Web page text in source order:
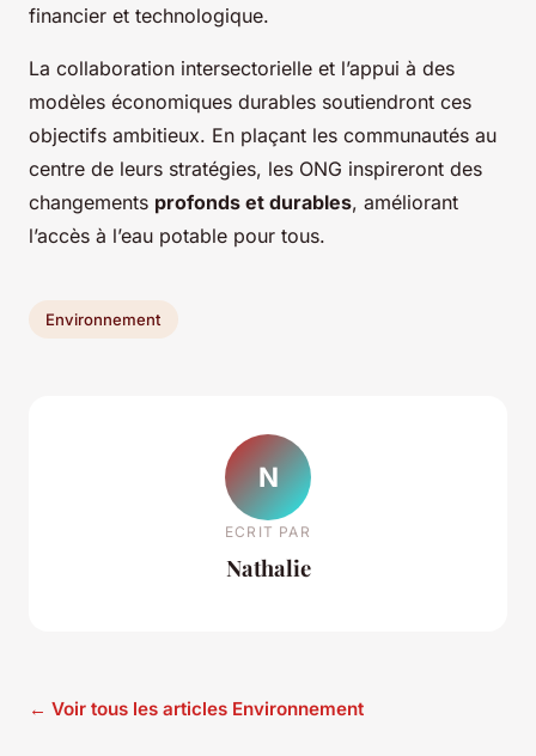
financier et technologique.
La collaboration intersectorielle et l’appui à des
modèles économiques durables soutiendront ces
objectifs ambitieux. En plaçant les communautés au
centre de leurs stratégies, les ONG inspireront des
changements profonds et durables, améliorant
l’accès à l’eau potable pour tous.
Environnement
N
ECRIT PAR
Nathalie
← Voir tous les articles Environnement